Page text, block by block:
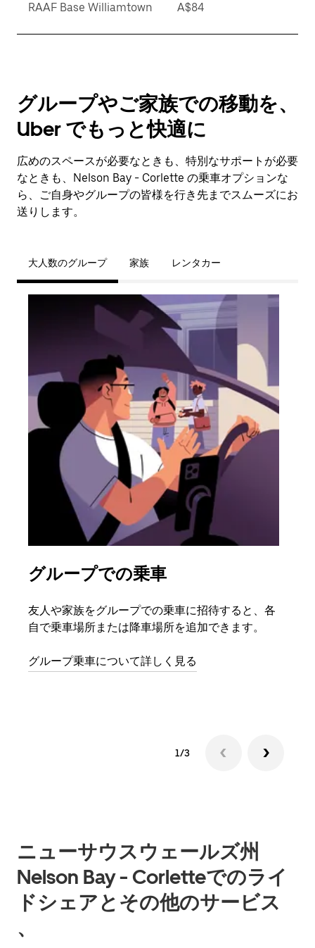
RAAF Base Williamtown A$84
グループやご家族での移動を、
Uber でもっと快適に
広めのスペースが必要なときも、特別なサポートが必要
なときも、Nelson Bay - Corlette の乗車オプションな
ら、ご自身やグループの皆様を行き先までスムーズにお
送りします。
大人数のグループ 家族 レンタカー
グループでの乗車
友人や家族をグループでの乗車に招待すると、各
自で乗車場所または降車場所を追加できます。
グループ乗車について詳しく見る
1/3
ニューサウスウェールズ州
Nelson Bay - Corletteでのライ
ドシェアとその他のサービス
、